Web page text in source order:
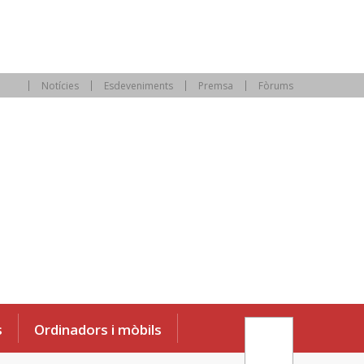
Notícies Esdeveniments Premsa Fòrums
Ordinadors i mòbils